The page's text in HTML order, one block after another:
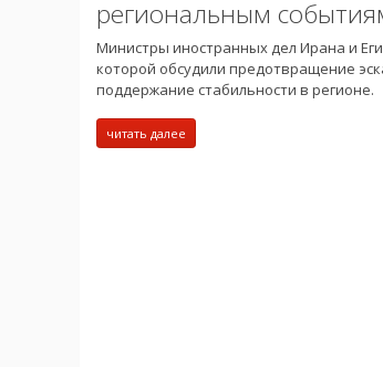
региональным
Министры иностранных дел Ирана и
которой обсудили предотвращение
поддержание стабильности в регионе.
читать далее